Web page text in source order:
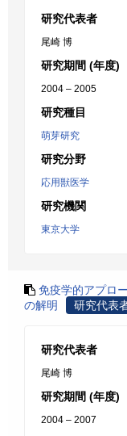
研究代表者
尾崎 博
研究期間 (年度)
2004 – 2005
研究種目
萌芽研究
研究分野
応用獣医学
研究機関
東京大学
免疫学的アプロ
の解明
研究代表
研究代表者
尾崎 博
研究期間 (年度)
2004 – 2007